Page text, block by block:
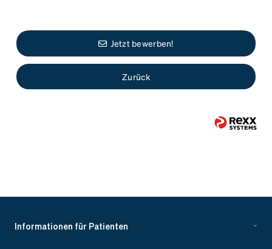
Zurück
Jetzt bewerben!
Informationen für Patienten